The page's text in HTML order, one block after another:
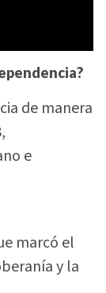
de manera
e
marcó el
y la